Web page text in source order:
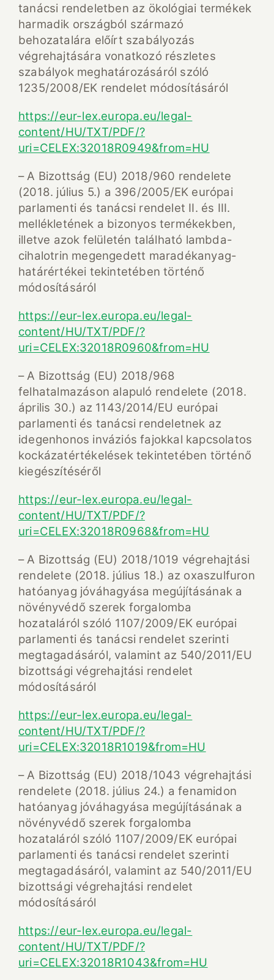
tanácsi rendeletben az ökológiai termékek
harmadik országból származó
behozatalára előírt szabályozás
végrehajtására vonatkozó részletes
szabályok meghatározásáról szóló
1235/2008/EK rendelet módosításáról
https://eur-lex.europa.eu/legal-
content/HU/TXT/PDF/?
uri=CELEX:32018R0949&from=HU
– A Bizottság (EU) 2018/960 rendelete
(2018. július 5.) a 396/2005/EK európai
parlamenti és tanácsi rendelet II. és III.
mellékletének a bizonyos termékekben,
illetve azok felületén található lambda-
cihalotrin megengedett maradékanyag-
határértékei tekintetében történő
módosításáról
https://eur-lex.europa.eu/legal-
content/HU/TXT/PDF/?
uri=CELEX:32018R0960&from=HU
– A Bizottság (EU) 2018/968
felhatalmazáson alapuló rendelete (2018.
április 30.) az 1143/2014/EU európai
parlamenti és tanácsi rendeletnek az
idegenhonos inváziós fajokkal kapcsolatos
kockázatértékelések tekintetében történő
kiegészítéséről
https://eur-lex.europa.eu/legal-
content/HU/TXT/PDF/?
uri=CELEX:32018R0968&from=HU
– A Bizottság (EU) 2018/1019 végrehajtási
rendelete (2018. július 18.) az oxaszulfuron
hatóanyag jóváhagyása megújításának a
növényvédő szerek forgalomba
hozataláról szóló 1107/2009/EK európai
parlamenti és tanácsi rendelet szerinti
megtagadásáról, valamint az 540/2011/EU
bizottsági végrehajtási rendelet
módosításáról
https://eur-lex.europa.eu/legal-
content/HU/TXT/PDF/?
uri=CELEX:32018R1019&from=HU
– A Bizottság (EU) 2018/1043 végrehajtási
rendelete (2018. július 24.) a fenamidon
hatóanyag jóváhagyása megújításának a
növényvédő szerek forgalomba
hozataláról szóló 1107/2009/EK európai
parlamenti és tanácsi rendelet szerinti
megtagadásáról, valamint az 540/2011/EU
bizottsági végrehajtási rendelet
módosításáról
https://eur-lex.europa.eu/legal-
content/HU/TXT/PDF/?
uri=CELEX:32018R1043&from=HU